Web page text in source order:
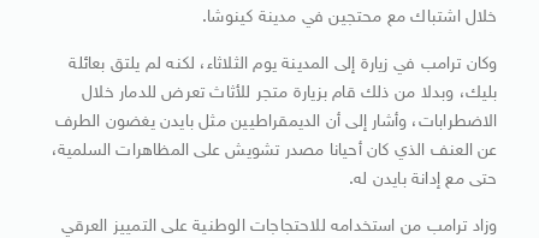
خلال اشتباك مع محتجين في مدينة كينوشا.
وكان ترامب في زيارة إلى المدينة يوم الثلاثاء، لكنه لم يلتق بعائلة
بليك، وبدلا من ذلك قام بزيارة متجر للأثاث تعرض للدمار خلال
الاضطرابات، وأشار إلى أن الديمقراطيين مثل بايدن يغضون الطرف
عن العنف الذي كان أحيانا مصدر تشويش على المظاهرات السلمية،
حتى مع إدانة بايدن له.
وزاد ترامب من استخدامه للاحتجاجات الوطنية على التمييز العرقي